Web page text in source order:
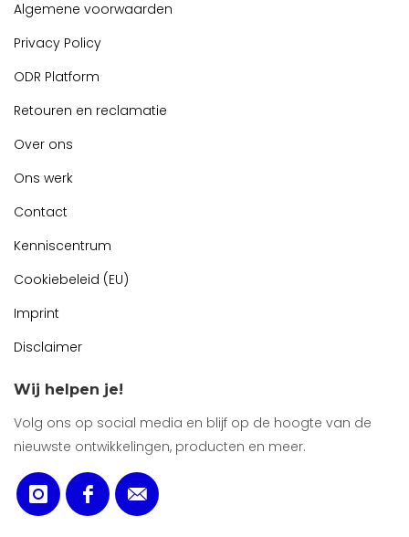
Algemene voorwaarden
Privacy Policy
ODR Platform
Retouren en reclamatie
Over ons
Ons werk
Contact
Kenniscentrum
Cookiebeleid (EU)
Imprint
Disclaimer
Wij helpen je!
Volg ons op social media en blijf op de hoogte van de
nieuwste ontwikkelingen, producten en meer.